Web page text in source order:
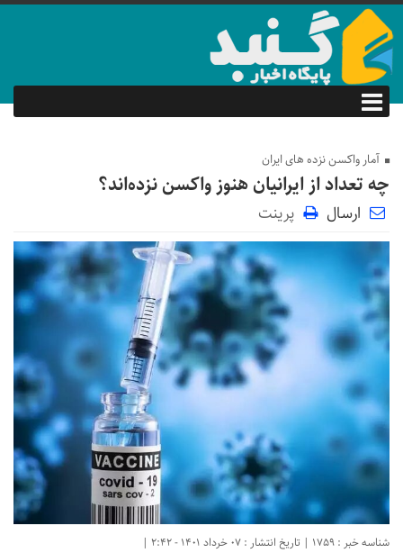
آمار واکسن نزده های ایران
چه تعداد از ایرانیان هنوز واکسن نزده‌اند؟
ارسال پرینت
شناسه خبر : 1759 | تاریخ انتشار : 07 خرداد 1401 - 2:42 |